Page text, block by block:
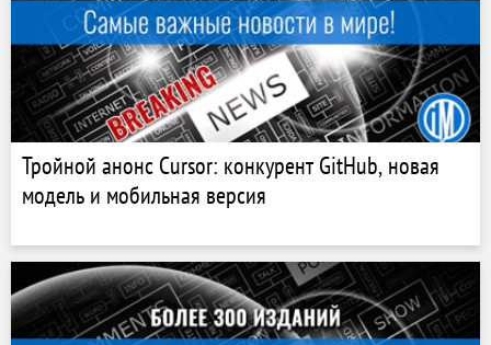
Тройной анонс Cursor: конкурент GitHub, новая
модель и мобильная версия